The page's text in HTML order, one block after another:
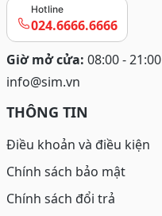
Hotline
024.6666.6666
Giờ mở cửa: 08:00 - 21:00
info@sim.vn
THÔNG TIN
Điều khoản và điều kiện
Chính sách bảo mật
Chính sách đổi trả